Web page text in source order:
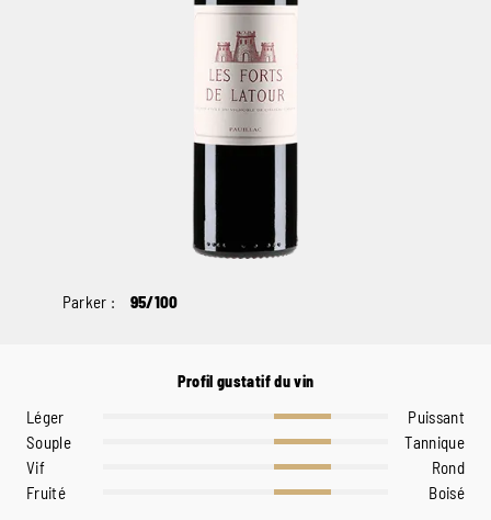
Parker : 95/100
Profil gustatif du vin
Léger
Puissant
Souple
Tannique
Vif
Rond
Fruité
Boisé